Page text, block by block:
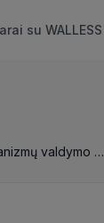
su WALLESS
Transporto priemonių ir mechanizmų valdymo sistemos